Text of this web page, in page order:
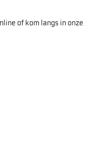
of kom langs in onze